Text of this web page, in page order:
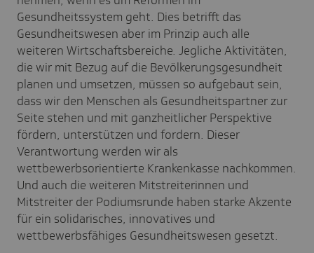
Gesundheitssystem geht. Dies betrifft das
Gesundheitswesen aber im Prinzip auch alle
weiteren Wirtschaftsbereiche. Jegliche Aktivitäten,
die wir mit Bezug auf die Bevölkerungsgesundheit
planen und umsetzen, müssen so aufgebaut sein,
dass wir den Menschen als Gesundheitspartner zur
Seite stehen und mit ganzheitlicher Perspektive
fördern, unterstützen und fordern. Dieser
Verantwortung werden wir als
wettbewerbsorientierte Krankenkasse nachkommen.
Und auch die weiteren Mitstreiterinnen und
Mitstreiter der Podiumsrunde haben starke Akzente
für ein solidarisches, innovatives und
wettbewerbsfähiges Gesundheitswesen gesetzt.